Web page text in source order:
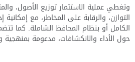
وتغطي عملية الاستثمار توزيع الأصول،
التوازن، والرقابة على المخاطر، مع
الكامل أو بنظام المحافظ الشاملة. كما
حول الأداء والانكشافات، مدعومة